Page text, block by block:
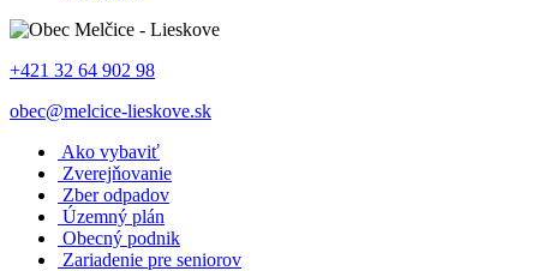
+421 32 64 902 98
obec@melcice-lieskove.sk
Ako vybaviť
Zverejňovanie
Zber odpadov
Územný plán
Obecný podnik
Zariadenie pre seniorov